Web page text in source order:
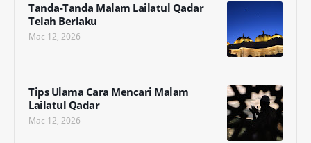
Tanda-Tanda Malam Lailatul Qadar
Telah Berlaku
Mac 12, 2026
Tips Ulama Cara Mencari Malam
Lailatul Qadar
Mac 12, 2026